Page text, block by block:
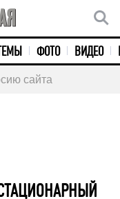
ТЕМЫ ФОТО ВИДЕО
сайта